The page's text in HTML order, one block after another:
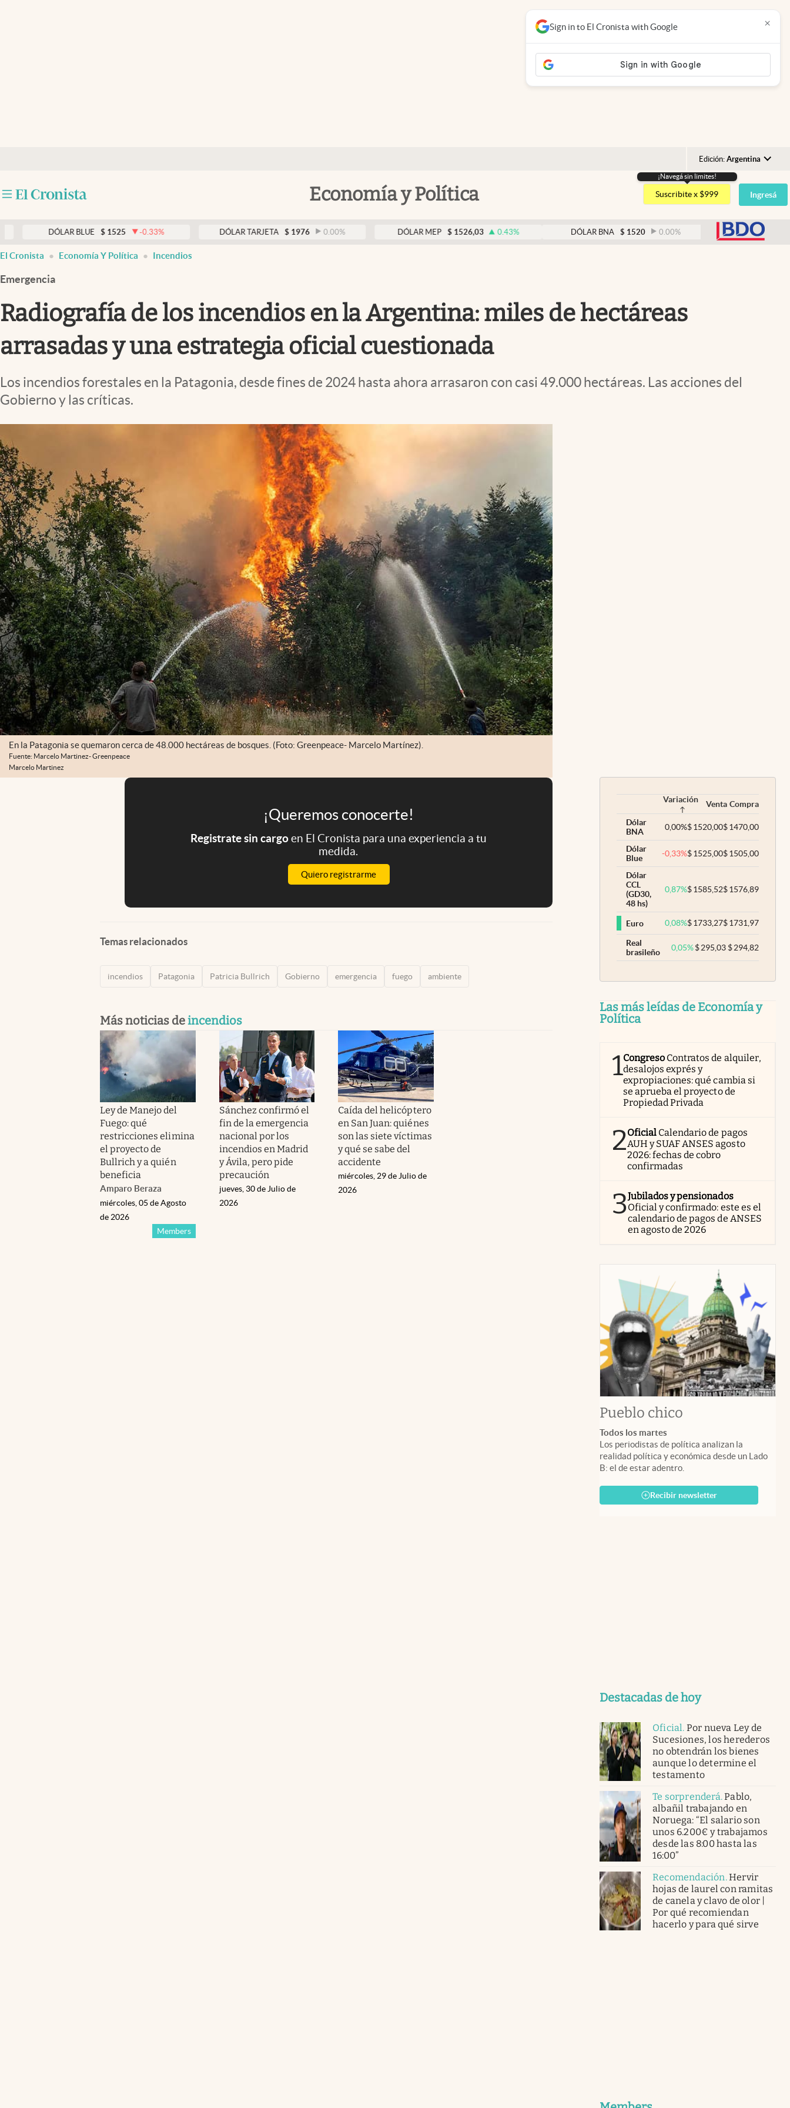
Edición: Argentina
Argentina
España
USA
Economía y Política
Clima
El Cronista Studio
Mediakit
abre en nueva pestaña
¡Navegá sin limites!
Suscribite x $999 Ingresá
DÓLAR BLUE $ 1525 -0.33% DÓLAR TARJETA $ 1976 0.00% DÓLAR MEP $ 1526,03 0.43% DÓLAR BNA $ 1520 0.00% DÓLAR BLUE $
Sign in to El Cronista with Google ×
El Cronista Economía Y Política Incendios
Emergencia
Radiografía de los incendios en la Argentina: miles de hectáreas
arrasadas y una estrategia oficial cuestionada
Los incendios forestales en la Patagonia, desde fines de 2024 hasta ahora arrasaron con casi 49.000 hectáreas. Las acciones del
Gobierno y las críticas.
En la Patagonia se quemaron cerca de 48.000 hectáreas de bosques. (Foto: Greenpeace- Marcelo Martínez).
Fuente: Marcelo Martinez- Greenpeace
Marcelo Martinez
¡Queremos conocerte!
Registrate sin cargoen El Cronista para una experiencia a tu
medida.
Quiero registrarme
Temas relacionados
incendios Patagonia Patricia Bullrich Gobierno emergencia fuego ambiente
Más noticias deincendios
Ley de Manejo del
Fuego: qué
restricciones elimina
el proyecto de
Bullrich y a quién
beneficia
Amparo Beraza
Members
miércoles, 05 de Agosto
de 2026
Sánchez confirmó el
fin de la emergencia
nacional por los
incendios en Madrid
y Ávila, pero pide
precaución
jueves, 30 de Julio de
2026
Caída del helicóptero
en San Juan: quiénes
son las siete víctimas
y qué se sabe del
accidente
miércoles, 29 de Julio de
2026
Variación Venta Compra
Dólar
BNA
0,00%$1520,00$1470,00
Dólar
Blue
-0,33%$1525,00$1505,00
Dólar
CCL
(GD30,
48 hs)
0,87%$1585,52$1576,89
Euro 0,08%$1733,27$1731,97
Real
brasileño
0,05% $295,03 $294,82
Las más leídas de Economía y
Política
1Congreso Contratos de alquiler,
desalojos exprés y
expropiaciones: qué cambia si
se aprueba el proyecto de
Propiedad Privada
2Oficial Calendario de pagos
AUH y SUAF ANSES agosto
2026: fechas de cobro
confirmadas
3Jubilados y pensionados
Oficial y confirmado: este es el
calendario de pagos de ANSES
en agosto de 2026
Pueblo chico
Todos los martes
Los periodistas de política analizan la
realidad política y económica desde un Lado
B: el de estar adentro.
Recibir newsletter
Destacadas de hoy
Oficial. Por nueva Ley de
Sucesiones, los herederos
no obtendrán los bienes
aunque lo determine el
testamento
Te sorprenderá.Pablo,
albañil trabajando en
Noruega: “El salario son
unos 6.200€ y trabajamos
desde las 8:00 hasta las
16:00”
Recomendación.Hervir
hojas de laurel con ramitas
de canela y clavo de olor |
Por qué recomiendan
hacerlo y para qué sirve